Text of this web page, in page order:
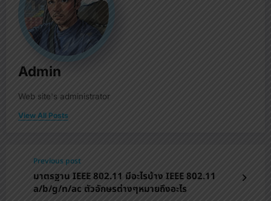
Admin
Web site's administrator
View All Posts
Previous post
มาตรฐาน IEEE 802.11 มีอะไรบ้าง IEEE 802.11
a/b/g/n/ac ตัวอักษรต่างๆหมายถึงอะไร